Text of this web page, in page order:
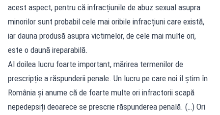
acest aspect, pentru că infracțiunile de abuz sexual asupra
minorilor sunt probabil cele mai oribile infracțiuni care există,
iar dauna produsă asupra victimelor, de cele mai multe ori,
este o daună ireparabilă.
Al doilea lucru foarte important, mărirea termenilor de
prescripție a răspunderii penale. Un lucru pe care noi îl știm în
România și anume că de foarte multe ori infractorii scapă
nepedepsiți deoarece se prescrie răspunderea penală. (…) Ori